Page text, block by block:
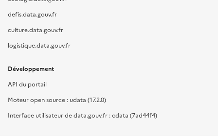
defis.data.gouv.fr
culture.data.gouv.fr
logistique.data.gouv.fr
Développement
API du portail
Moteur open source : udata (17.2.0)
Interface utilisateur de data.gouv.fr : cdata (7ad44f4)